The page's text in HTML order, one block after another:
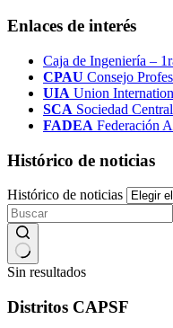
Enlaces de interés
Caja de Ingeniería –
CPAU Consejo
UIA Union
SCA Sociedad
FADEA Federación
Histórico de noticias
Histórico de noticias
Sin resultados
Distritos CAPSF